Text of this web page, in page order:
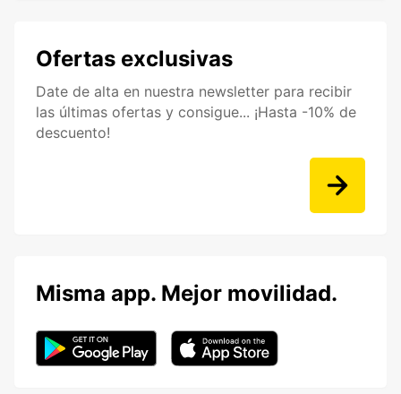
Ofertas exclusivas
Date de alta en nuestra newsletter para recibir
las últimas ofertas y consigue... ¡Hasta -10% de
descuento!
Misma app. Mejor movilidad.